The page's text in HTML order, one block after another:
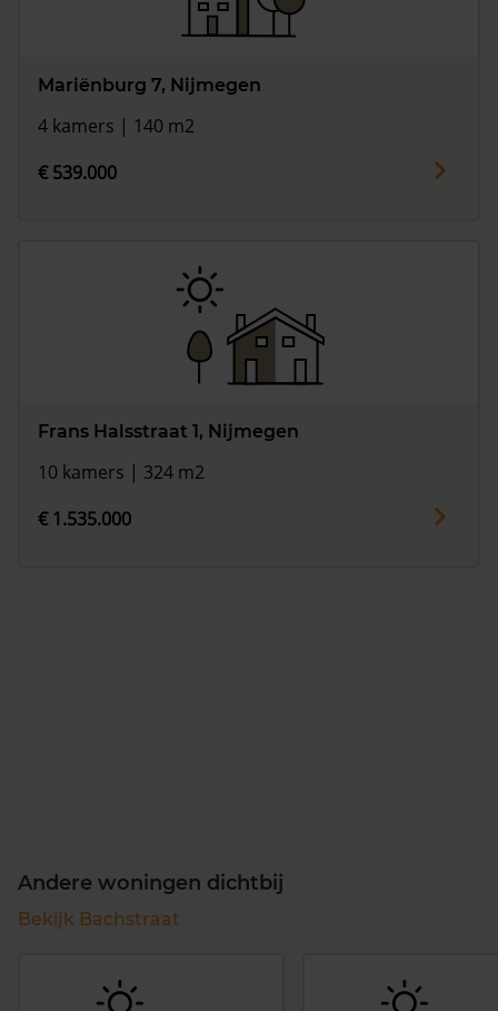
Mariënburg 7, Nijmegen
4 kamers | 140 m2
€ 539.000
Frans Halsstraat 1, Nijmegen
10 kamers | 324 m2
€ 1.535.000
Andere woningen dichtbij
Bekijk Bachstraat